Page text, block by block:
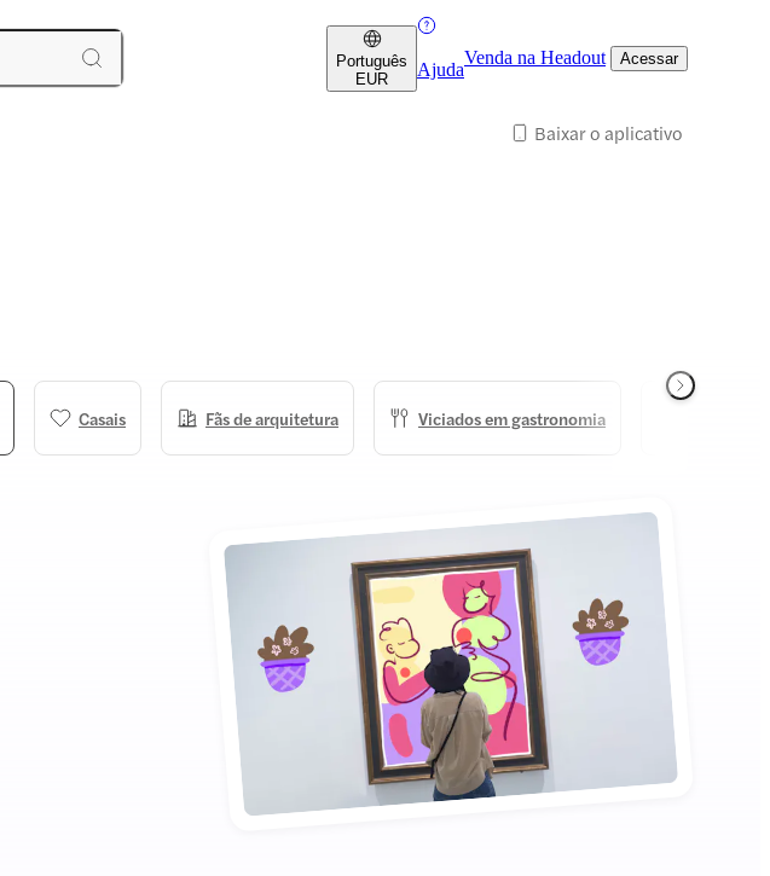
Português
EUR
Ajuda
Venda na Headout Acessar
Baixar o aplicativo
Casais Fãs de arquitetura Viciados em gastronomia